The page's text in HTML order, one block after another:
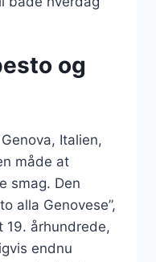
og
Italien,
måde at
smag. Den
alla Genovese”,
århundrede,
endnu